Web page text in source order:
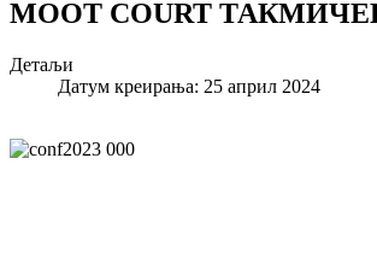
MOOT COURT
Детаљи
Датум креирања: 25 април 2024